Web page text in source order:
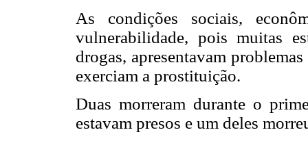
As condições sociais,
vulnerabilidade, pois muitas
drogas, apresentavam
exerciam a prostituição.
Duas morreram durante o
estavam presos e um deles